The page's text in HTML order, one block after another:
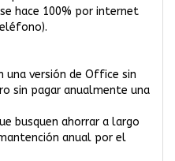
hace 100% por internet
una versión de Office sin
sin pagar anualmente una
busquen ahorrar a largo
anual por el